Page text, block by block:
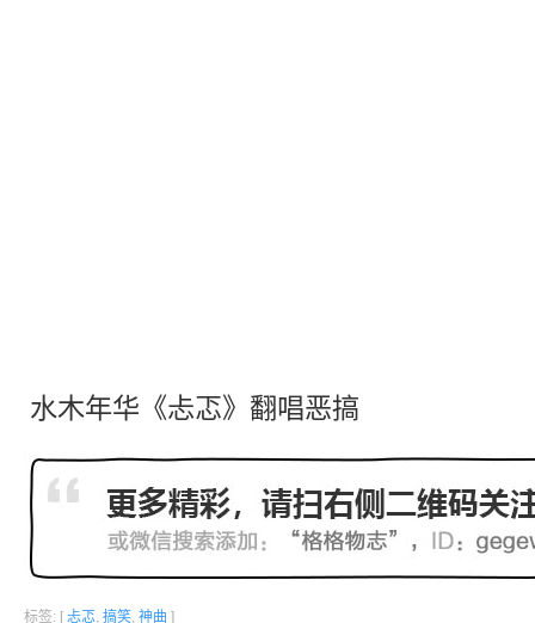
水木年华《忐忑》翻唱恶搞
标签: [ 忐忑, 搞笑, 神曲 ]